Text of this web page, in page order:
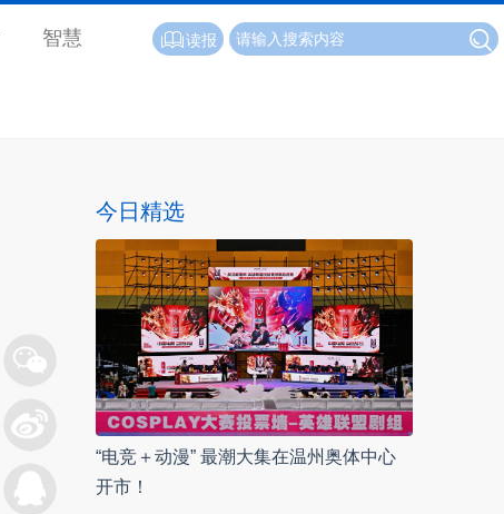
智慧 读报
今日精选
“电竞＋动漫” 最潮大集在温州奥体中心
开市！